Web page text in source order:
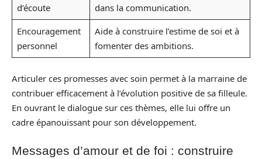
d’écoute
dans la communication.
Encouragement
personnel
Aide à construire l’estime de soi et à
fomenter des ambitions.
Articuler ces promesses avec soin permet à la marraine de
contribuer efficacement à l’évolution positive de sa filleule.
En ouvrant le dialogue sur ces thèmes, elle lui offre un
cadre épanouissant pour son développement.
Messages d’amour et de foi : construire